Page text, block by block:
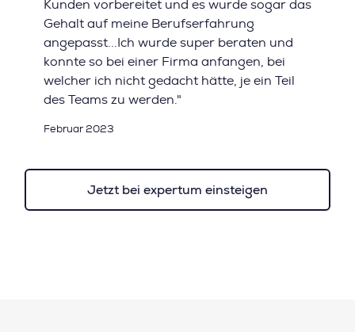
Kunden vorbereitet und es wurde sogar das
Gehalt auf meine Berufserfahrung
angepasst...Ich wurde super beraten und
konnte so bei einer Firma anfangen, bei
welcher ich nicht gedacht hätte, je ein Teil
des Teams zu werden."
Februar 2023
Jetzt bei expertum einsteigen